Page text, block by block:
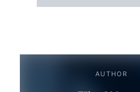
AUTHOR